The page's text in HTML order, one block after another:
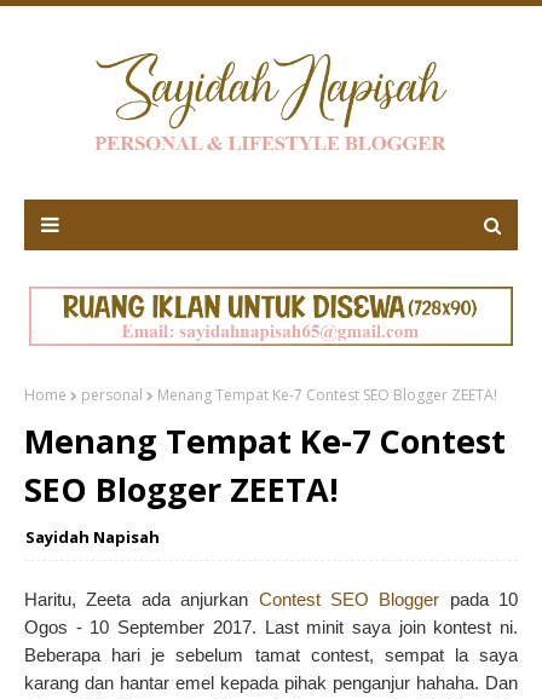
Home personal Menang Tempat Ke-7 Contest SEO Blogger ZEETA!
Menang Tempat Ke-7 Contest
SEO Blogger ZEETA!
Sayidah Napisah
Haritu, Zeeta ada anjurkan Contest SEO Blogger pada 10
Ogos - 10 September 2017. Last minit saya join kontest ni.
Beberapa hari je sebelum tamat contest, sempat la saya
karang dan hantar emel kepada pihak penganjur hahaha. Dan